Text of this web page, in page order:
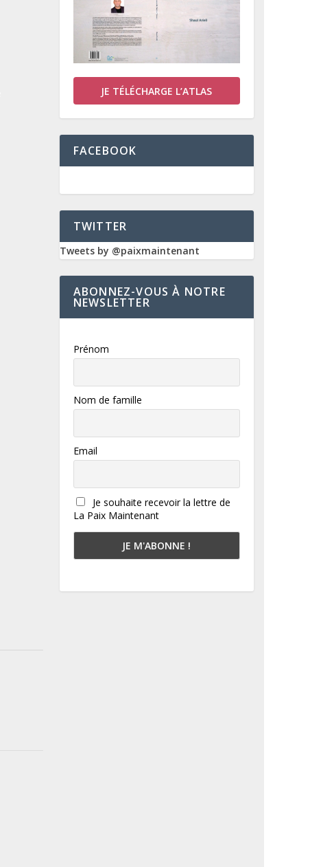
JE TÉLÉCHARGE L’ATLAS
FACEBOOK
TWITTER
Tweets by @paixmaintenant
ABONNEZ-VOUS À NOTRE
NEWSLETTER
Prénom
Nom de famille
Email
Je souhaite recevoir la lettre de
La Paix Maintenant